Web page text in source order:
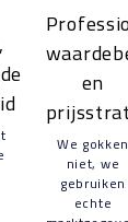
en
We gokken
niet, we
gebruiken
echte